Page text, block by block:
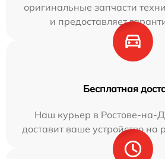
оригинальные запчасти
и предоставляет
Бесплатная
Наш курьер в Ростове-на-
доставит ваше устройство на